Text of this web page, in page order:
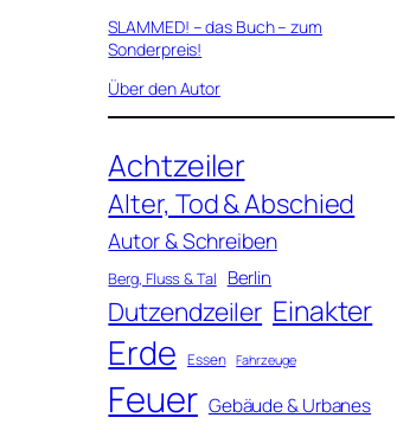
SLAMMED! – das Buch – zum
Sonderpreis!
Über den Autor
Achtzeiler
Alter, Tod & Abschied
Autor & Schreiben
Berg, Fluss & Tal Berlin
Dutzendzeiler Einakter
Erde Essen Fahrzeuge
Feuer Gebäude & Urbanes